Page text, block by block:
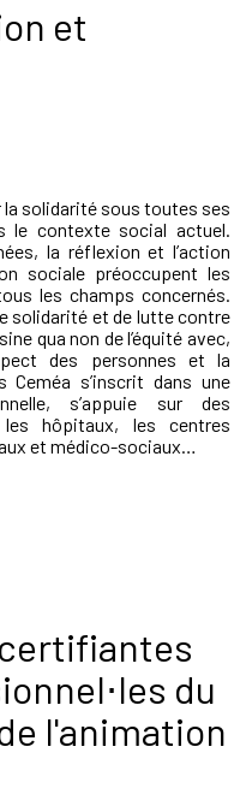
et
la solidarité sous toutes ses
le contexte social actuel.
la réflexion et l’action
sociale préoccupent les
les champs concernés.
solidarité et de lutte contre
qua non de l’équité avec,
des personnes et la
Ceméa s’inscrit dans une
s’appuie sur des
hôpitaux, les centres
et médico-sociaux…
du
l'animation